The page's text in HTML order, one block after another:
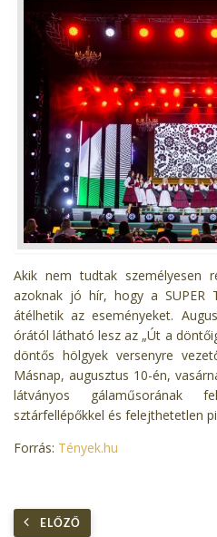
Akik nem tudtak személyesen
azoknak jó hír, hogy a SUPER
átélhetik az eseményeket.
órától látható lesz az „Út a
döntős hölgyek versenyre
Másnap, augusztus 10-én,
látványos gálaműsorának
sztárfellépőkkel és felejthetetlen
Forrás: Tények.hu
ELŐZŐ